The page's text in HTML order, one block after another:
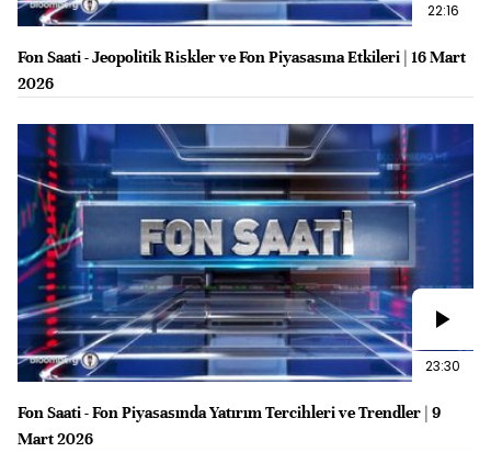
22:16
Fon Saati - Jeopolitik Riskler ve Fon Piyasasına Etkileri | 16 Mart
2026
23:30
Fon Saati - Fon Piyasasında Yatırım Tercihleri ve Trendler | 9
Mart 2026